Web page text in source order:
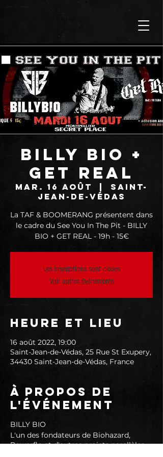
BILLY BIO +
GET REAL
mar. 16 août
Saint-
Jean-de-Védas
La TAF & BOOMERANG présentent dans
le cadre du See You In The Pit - BILLY
BIO + GET REAL - 19h - 15€
Les inscriptions sont closes
Voir autres événements
Heure et lieu
16 août 2022, 19:00
Saint-Jean-de-Védas, 25 Rue St Exupery,
34430 Saint-Jean-de-Védas, France
À propos de
l'événement
BILLY BIO
L'un des fondateurs de Biohazard,
Powerflo et d'autres projets parallèles,